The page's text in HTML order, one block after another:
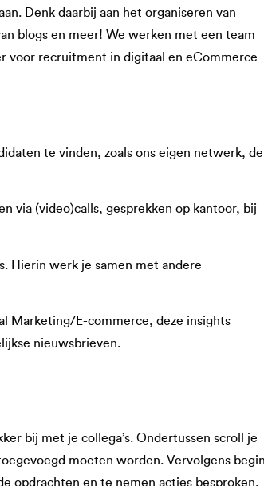
Denk daarbij aan het organiseren van
blogs en meer! We werken met een team
voor recruitment in digitaal en eCommerce
te vinden, zoals ons eigen netwerk, de
via (video)calls, gesprekken op kantoor, bij
Hierin werk je samen met andere
Marketing/E-commerce, deze insights
nieuwsbrieven.
bij met je collega’s. Ondertussen scroll je
moeten worden. Vervolgens
opdrachten en te nemen acties besproken.